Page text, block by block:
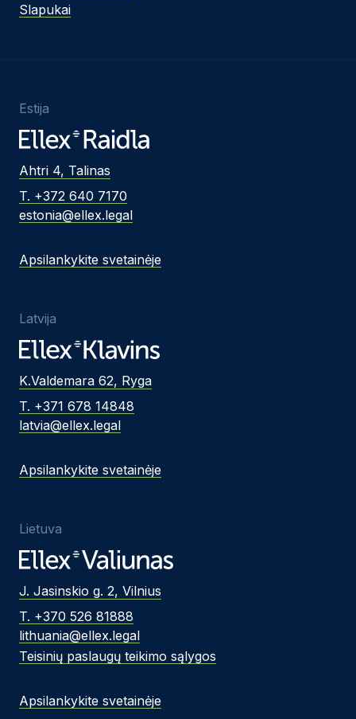
Slapukai
Estija
Ahtri 4, Talinas
T. +372 640 7170
estonia@ellex.legal
Apsilankykite svetainėje
Latvija
K.Valdemara 62, Ryga
T. +371 678 14848
latvia@ellex.legal
Apsilankykite svetainėje
Lietuva
J. Jasinskio g. 2, Vilnius
T. +370 526 81888
lithuania@ellex.legal
Teisinių paslaugų teikimo sąlygos
Apsilankykite svetainėje